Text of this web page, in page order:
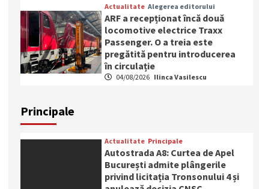
Actualitate Alegerea editorului
ARF a recepționat încă două
locomotive electrice Traxx
Passenger. O a treia este
pregătită pentru introducerea
în circulație
04/08/2026 Ilinca Vasilescu
Principale
Actualitate Principale
Autostrada A8: Curtea de Apel
București admite plângerile
privind licitația Tronsonului 4 și